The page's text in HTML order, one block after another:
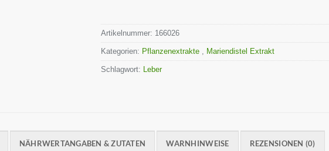
Artikelnummer: 166026
Kategorien: Pflanzenextrakte , Mariendistel Extrakt
Schlagwort: Leber
NÄHRWERTANGABEN & ZUTATEN WARNHINWEISE REZENSIONEN (0)